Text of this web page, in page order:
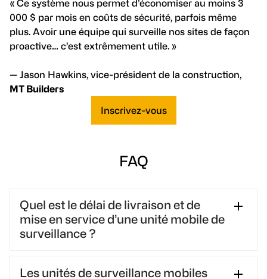
« Ce système nous permet d’économiser au moins 3
000 $ par mois en coûts de sécurité, parfois même
plus. Avoir une équipe qui surveille nos sites de façon
proactive… c’est extrêmement utile. »
— Jason Hawkins, vice-président de la construction,
MT Builders
Inscrivez-vous
FAQ
Quel est le délai de livraison et de
mise en service d’une unité mobile de
surveillance ?
pleinement opérationnelles en 5 jours. ECAM
Les unités de surveillance mobiles